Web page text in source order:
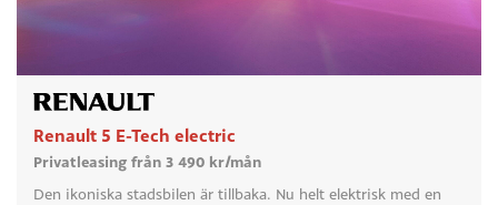
Renault 5 E-Tech electric
Privatleasing från 3 490 kr/mån
Den ikoniska stadsbilen är tillbaka. Nu helt elektrisk med en